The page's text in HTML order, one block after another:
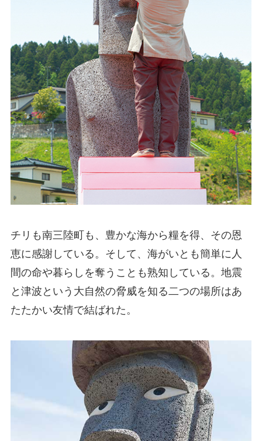
チリも南三陸町も、豊かな海から糧を得、その恩
恵に感謝している。そして、海がいとも簡単に人
間の命や暮らしを奪うことも熟知している。地震
と津波という大自然の脅威を知る二つの場所はあ
たたかい友情で結ばれた。